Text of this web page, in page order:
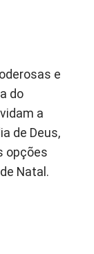
e
do
a
de Deus,
opções
Natal.